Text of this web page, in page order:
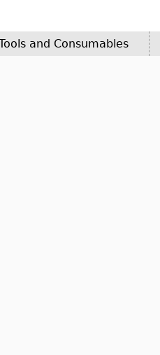
and Consumables